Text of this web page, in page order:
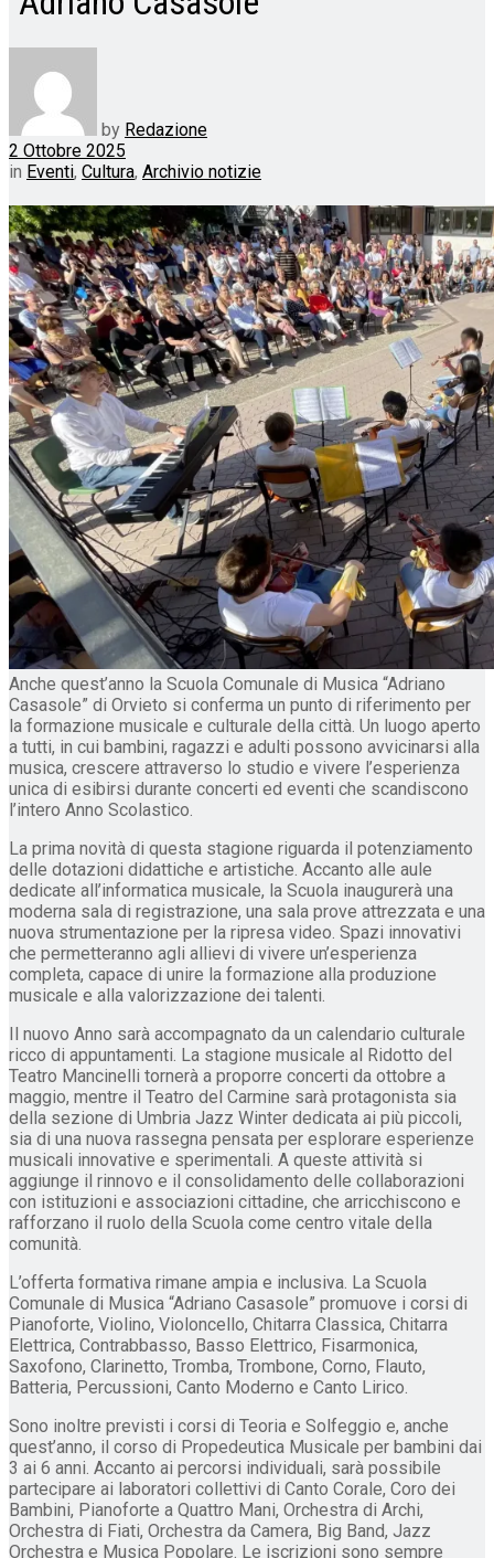
by Redazione
2 Ottobre 2025
in Eventi, Cultura, Archivio notizie
Anche quest’anno la Scuola Comunale di Musica “Adriano
Casasole” di Orvieto si conferma un punto di riferimento per
la formazione musicale e culturale della città. Un luogo aperto
a tutti, in cui bambini, ragazzi e adulti possono avvicinarsi alla
musica, crescere attraverso lo studio e vivere l’esperienza
unica di esibirsi durante concerti ed eventi che scandiscono
l’intero Anno Scolastico.
La prima novità di questa stagione riguarda il potenziamento
delle dotazioni didattiche e artistiche. Accanto alle aule
dedicate all’informatica musicale, la Scuola inaugurerà una
moderna sala di registrazione, una sala prove attrezzata e una
nuova strumentazione per la ripresa video. Spazi innovativi
che permetteranno agli allievi di vivere un’esperienza
completa, capace di unire la formazione alla produzione
musicale e alla valorizzazione dei talenti.
Il nuovo Anno sarà accompagnato da un calendario culturale
ricco di appuntamenti. La stagione musicale al Ridotto del
Teatro Mancinelli tornerà a proporre concerti da ottobre a
maggio, mentre il Teatro del Carmine sarà protagonista sia
della sezione di Umbria Jazz Winter dedicata ai più piccoli,
sia di una nuova rassegna pensata per esplorare esperienze
musicali innovative e sperimentali. A queste attività si
aggiunge il rinnovo e il consolidamento delle collaborazioni
con istituzioni e associazioni cittadine, che arricchiscono e
rafforzano il ruolo della Scuola come centro vitale della
comunità.
L’offerta formativa rimane ampia e inclusiva. La Scuola
Comunale di Musica “Adriano Casasole” promuove i corsi di
Pianoforte, Violino, Violoncello, Chitarra Classica, Chitarra
Elettrica, Contrabbasso, Basso Elettrico, Fisarmonica,
Saxofono, Clarinetto, Tromba, Trombone, Corno, Flauto,
Batteria, Percussioni, Canto Moderno e Canto Lirico.
Sono inoltre previsti i corsi di Teoria e Solfeggio e, anche
quest’anno, il corso di Propedeutica Musicale per bambini dai
3 ai 6 anni. Accanto ai percorsi individuali, sarà possibile
partecipare ai laboratori collettivi di Canto Corale, Coro dei
Bambini, Pianoforte a Quattro Mani, Orchestra di Archi,
Orchestra di Fiati, Orchestra da Camera, Big Band, Jazz
Orchestra e Musica Popolare. Le iscrizioni sono sempre